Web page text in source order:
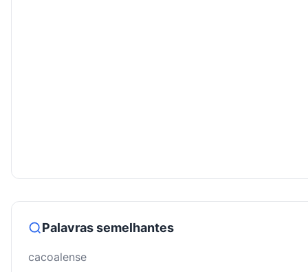
Palavras semelhantes
cacoalense